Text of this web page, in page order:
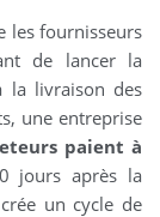
les fournisseurs
de lancer la
la livraison des
une entreprise
paient à
jours après la
un cycle de